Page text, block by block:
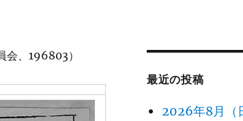
、196803）
最近の投稿
2026年8月（